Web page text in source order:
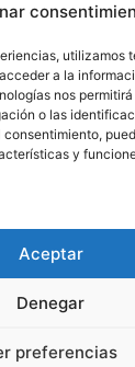
utilizamos
a la
nos
o las
y
Aceptar
Denegar
preferencias
de la